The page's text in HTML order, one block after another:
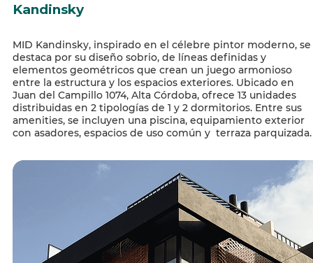
Kandinsky
MID Kandinsky, inspirado en el célebre pintor moderno, se
destaca por su diseño sobrio, de líneas definidas y
elementos geométricos que crean un juego armonioso
entre la estructura y los espacios exteriores. Ubicado en
Juan del Campillo 1074, Alta Córdoba, ofrece 13 unidades
distribuidas en 2 tipologías de 1 y 2 dormitorios. Entre sus
amenities, se incluyen una piscina, equipamiento exterior
con asadores, espacios de uso común y terraza parquizada.